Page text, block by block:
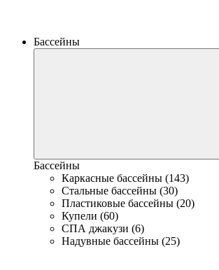
Бассейны
Бассейны
Каркасные бассейны (143)
Стальные бассейны (30)
Пластиковые бассейны (20)
Купели (60)
СПА джакузи (6)
Надувные бассейны (25)